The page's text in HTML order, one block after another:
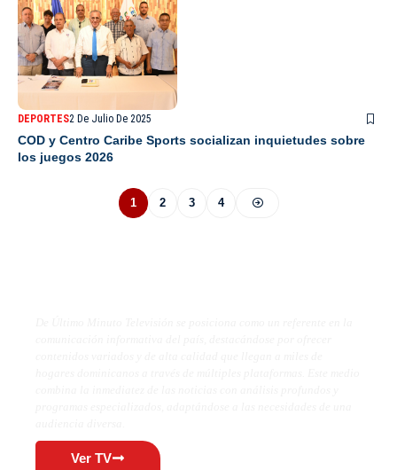
DEPORTES2 De Julio De 2025
COD y Centro Caribe Sports socializan inquietudes sobre
los juegos 2026
1 2 3 4
Ver TV